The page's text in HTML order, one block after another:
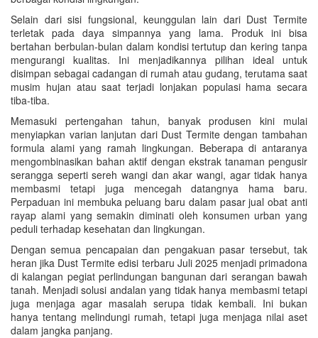
Selain dari sisi fungsional, keunggulan lain dari Dust Termite
terletak pada daya simpannya yang lama. Produk ini bisa
bertahan berbulan-bulan dalam kondisi tertutup dan kering tanpa
mengurangi kualitas. Ini menjadikannya pilihan ideal untuk
disimpan sebagai cadangan di rumah atau gudang, terutama saat
musim hujan atau saat terjadi lonjakan populasi hama secara
tiba-tiba.
Memasuki pertengahan tahun, banyak produsen kini mulai
menyiapkan varian lanjutan dari Dust Termite dengan tambahan
formula alami yang ramah lingkungan. Beberapa di antaranya
mengombinasikan bahan aktif dengan ekstrak tanaman pengusir
serangga seperti sereh wangi dan akar wangi, agar tidak hanya
membasmi tetapi juga mencegah datangnya hama baru.
Perpaduan ini membuka peluang baru dalam pasar jual obat anti
rayap alami yang semakin diminati oleh konsumen urban yang
peduli terhadap kesehatan dan lingkungan.
Dengan semua pencapaian dan pengakuan pasar tersebut, tak
heran jika Dust Termite edisi terbaru Juli 2025 menjadi primadona
di kalangan pegiat perlindungan bangunan dari serangan bawah
tanah. Menjadi solusi andalan yang tidak hanya membasmi tetapi
juga menjaga agar masalah serupa tidak kembali. Ini bukan
hanya tentang melindungi rumah, tetapi juga menjaga nilai aset
dalam jangka panjang.